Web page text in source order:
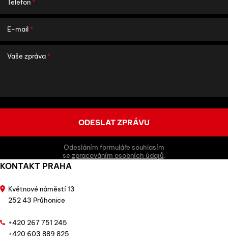
Telefon*
E-mail*
Vaše zpráva*
Odesláním formuláře souhlasím
se zpracováním osobních údajů
KONTAKT PRAHA
Květnové náměstí 13
252 43 Průhonice
+420 267 751 245
+420 603 889 825